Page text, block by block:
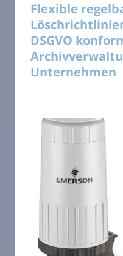
Flexible
DSGVO
Unternehmen